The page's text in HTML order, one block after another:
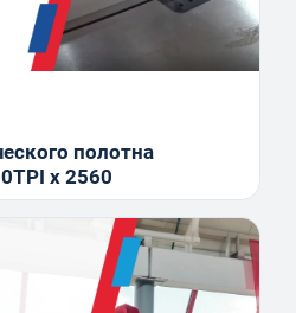
полотна
x 2560